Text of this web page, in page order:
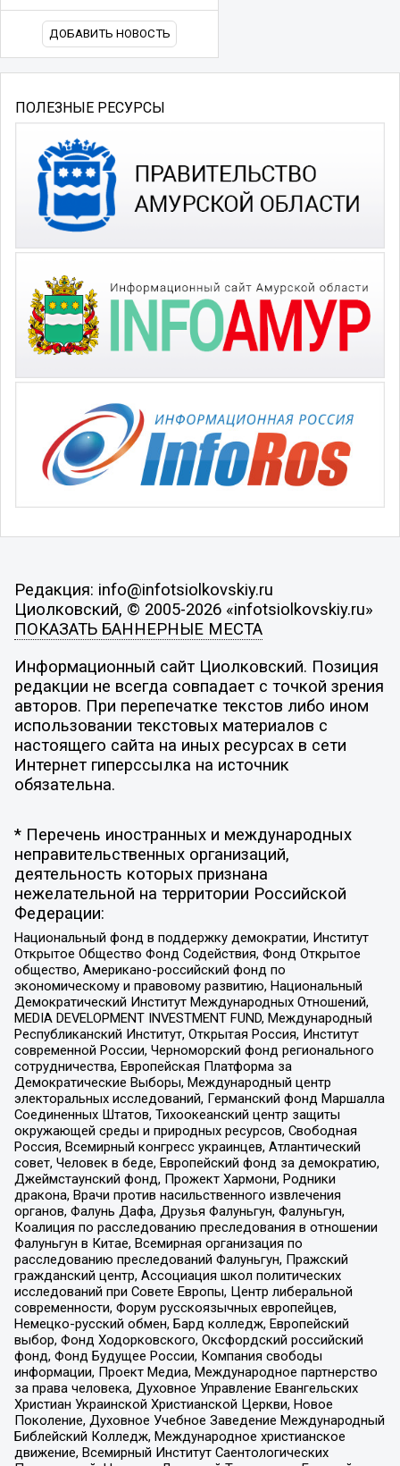
ДОБАВИТЬ НОВОСТЬ
ПОЛЕЗНЫЕ РЕСУРСЫ
Редакция: info@infotsiolkovskiy.ru
Циолковский, © 2005-2026 «infotsiolkovskiy.ru»
ПОКАЗАТЬ БАННЕРНЫЕ МЕСТА
Информационный сайт Циолковский. Позиция
редакции не всегда совпадает с точкой зрения
авторов. При перепечатке текстов либо ином
использовании текстовых материалов с
настоящего сайта на иных ресурсах в сети
Интернет гиперссылка на источник
обязательна.
* Перечень иностранных и международных
неправительственных организаций,
деятельность которых признана
нежелательной на территории Российской
Федерации:
Национальный фонд в поддержку демократии, Институт
Открытое Общество Фонд Содействия, Фонд Открытое
общество, Американо-российский фонд по
экономическому и правовому развитию, Национальный
Демократический Институт Международных Отношений,
MEDIA DEVELOPMENT INVESTMENT FUND, Международный
Республиканский Институт, Открытая Россия, Институт
современной России, Черноморский фонд регионального
сотрудничества, Европейская Платформа за
Демократические Выборы, Международный центр
электоральных исследований, Германский фонд Маршалла
Соединенных Штатов, Тихоокеанский центр защиты
окружающей среды и природных ресурсов, Свободная
Россия, Всемирный конгресс украинцев, Атлантический
совет, Человек в беде, Европейский фонд за демократию,
Джеймстаунский фонд, Прожект Хармони, Родники
дракона, Врачи против насильственного извлечения
органов, Фалунь Дафа, Друзья Фалуньгун, Фалуньгун,
Коалиция по расследованию преследования в отношении
Фалуньгун в Китае, Всемирная организация по
расследованию преследований Фалуньгун, Пражский
гражданский центр, Ассоциация школ политических
исследований при Совете Европы, Центр либеральной
современности, Форум русскоязычных европейцев,
Немецко-русский обмен, Бард колледж, Европейский
выбор, Фонд Ходорковского, Оксфордский российский
фонд, Фонд Будущее России, Компания свободы
информации, Проект Медиа, Международное партнерство
за права человека, Духовное Управление Евангельских
Христиан Украинской Христианской Церкви, Новое
Поколение, Духовное Учебное Заведение Международный
Библейский Колледж, Международное христианское
движение, Всемирный Институт Саентологических